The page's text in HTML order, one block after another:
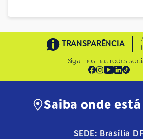
TRANSPARÊNCIA
Siga-nos nas redes
Saiba onde está
SEDE: Brasília DF